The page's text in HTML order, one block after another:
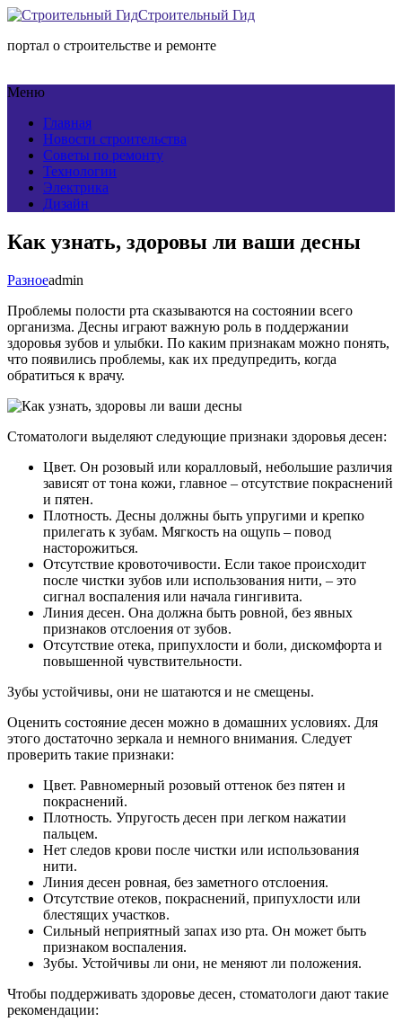
Строительный Гид
портал о строительстве и ремонте
Меню
Главная
Новости строительства
Советы по ремонту
Технологии
Электрика
Дизайн
Как узнать, здоровы ли ваши десны
Разноеadmin
Проблемы полости рта сказываются на состоянии всего
организма. Десны играют важную роль в поддержании
здоровья зубов и улыбки. По каким признакам можно понять,
что появились проблемы, как их предупредить, когда
обратиться к врачу.
Стоматологи выделяют следующие признаки здоровья десен:
Цвет. Он розовый или коралловый, небольшие различия
зависят от тона кожи, главное – отсутствие покраснений
и пятен.
Плотность. Десны должны быть упругими и крепко
прилегать к зубам. Мягкость на ощупь – повод
насторожиться.
Отсутствие кровоточивости. Если такое происходит
после чистки зубов или использования нити, – это
сигнал воспаления или начала гингивита.
Линия десен. Она должна быть ровной, без явных
признаков отслоения от зубов.
Отсутствие отека, припухлости и боли, дискомфорта и
повышенной чувствительности.
Зубы устойчивы, они не шатаются и не смещены.
Оценить состояние десен можно в домашних условиях. Для
этого достаточно зеркала и немного внимания. Следует
проверить такие признаки:
Цвет. Равномерный розовый оттенок без пятен и
покраснений.
Плотность. Упругость десен при легком нажатии
пальцем.
Нет следов крови после чистки или использования
нити.
Линия десен ровная, без заметного отслоения.
Отсутствие отеков, покраснений, припухлости или
блестящих участков.
Сильный неприятный запах изо рта. Он может быть
признаком воспаления.
Зубы. Устойчивы ли они, не меняют ли положения.
Чтобы поддерживать здоровье десен, стоматологи дают такие
рекомендации: